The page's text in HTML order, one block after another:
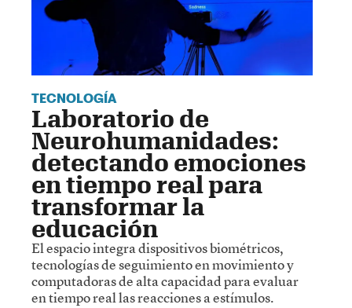
TECNOLOGÍA
Laboratorio de
Neurohumanidades:
detectando emociones
en tiempo real para
transformar la
educación
El espacio integra dispositivos biométricos,
tecnologías de seguimiento en movimiento y
computadoras de alta capacidad para evaluar
en tiempo real las reacciones a estímulos.